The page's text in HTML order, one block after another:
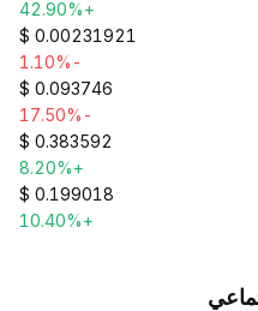
+42.90%
$ 0.00231921
-1.10%
$ 0.093746
-17.50%
$ 0.383592
+8.20%
$ 0.199018
+10.40%